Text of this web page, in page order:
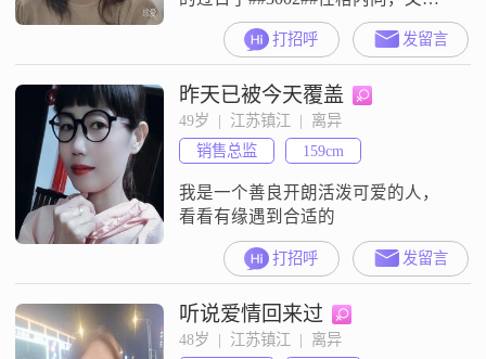
##3002##
打招呼 发留言
昨天已被今天覆盖
49岁  |  江苏镇江  |  离异
销售总监
159cm
我是一个善良开朗活泼可爱的人，
看看有缘遇到合适的
打招呼 发留言
听说爱情回来过
48岁  |  江苏镇江  |  离异